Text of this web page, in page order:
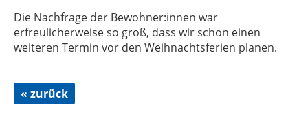
Die Nachfrage der Bewohner:innen war
erfreulicherweise so groß, dass wir schon einen
weiteren Termin vor den Weihnachtsferien planen.
« zurück